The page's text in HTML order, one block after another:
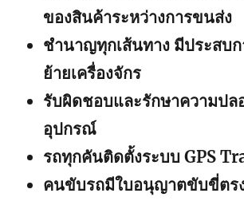
ของสินค้าระหว่างการขนส่ง
ชำนาญทุกเส้นทาง มีประสบ
ย้ายเครื่องจักร
รับผิดชอบและรักษาความปล
อุปกรณ์
รถทุกคันติดตั้งระบบ GPS
คนขับรถมีใบอนุญาตขับขี่ตร